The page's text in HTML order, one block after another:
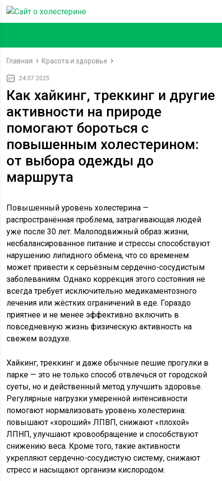
Главная Красота и здоровье
24.07.2025
Как хайкинг, треккинг и другие
активности на природе
помогают бороться с
повышенным холестерином:
от выбора одежды до
маршрута
Повышенный уровень холестерина —
распространённая проблема, затрагивающая людей
уже после 30 лет. Малоподвижный образ жизни,
несбалансированное питание и стрессы способствуют
нарушению липидного обмена, что со временем
может привести к серьёзным сердечно-сосудистым
заболеваниям. Однако коррекция этого состояния не
всегда требует исключительно медикаментозного
лечения или жёстких ограничений в еде. Гораздо
приятнее и не менее эффективно включить в
повседневную жизнь физическую активность на
свежем воздухе.
Хайкинг, треккинг и даже обычные пешие прогулки в
парке — это не только способ отвлечься от городской
суеты, но и действенный метод улучшить здоровье.
Регулярные нагрузки умеренной интенсивности
помогают нормализовать уровень холестерина:
повышают «хороший» ЛПВП, снижают «плохой»
ЛПНП, улучшают кровообращение и способствуют
снижению веса. Кроме того, такие активности
укрепляют сердечно-сосудистую систему, снижают
стресс и насыщают организм кислородом.